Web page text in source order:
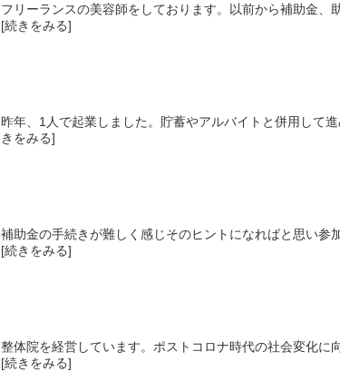
フリーランスの美容師をしております。以前から補助金、
[続きをみる]
昨年、1人で起業しました。貯蓄やアルバイトと併用して
きをみる]
補助金の手続きが難しく感じそのヒントになればと思い参
[続きをみる]
整体院を経営しています。ポストコロナ時代の社会変化
[続きをみる]